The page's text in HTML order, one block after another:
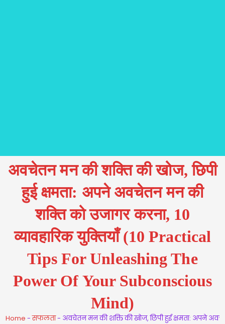
अवचेतन मन की शक्ति की खोज, छिपी
हुई क्षमता: अपने अवचेतन मन की
शक्ति को उजागर करना, 10
व्यावहारिक युक्तियाँ (10 Practical
Tips For Unleashing The
Power Of Your Subconscious
Mind)
Home -सफलता- अवचेतन मन की शक्ति की खोज, छिपी हुई क्षमता: अपने